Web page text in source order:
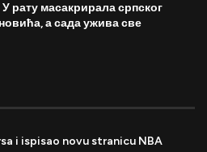
масакрирала српског
а сада ужива све
i ispisao novu stranicu NBA